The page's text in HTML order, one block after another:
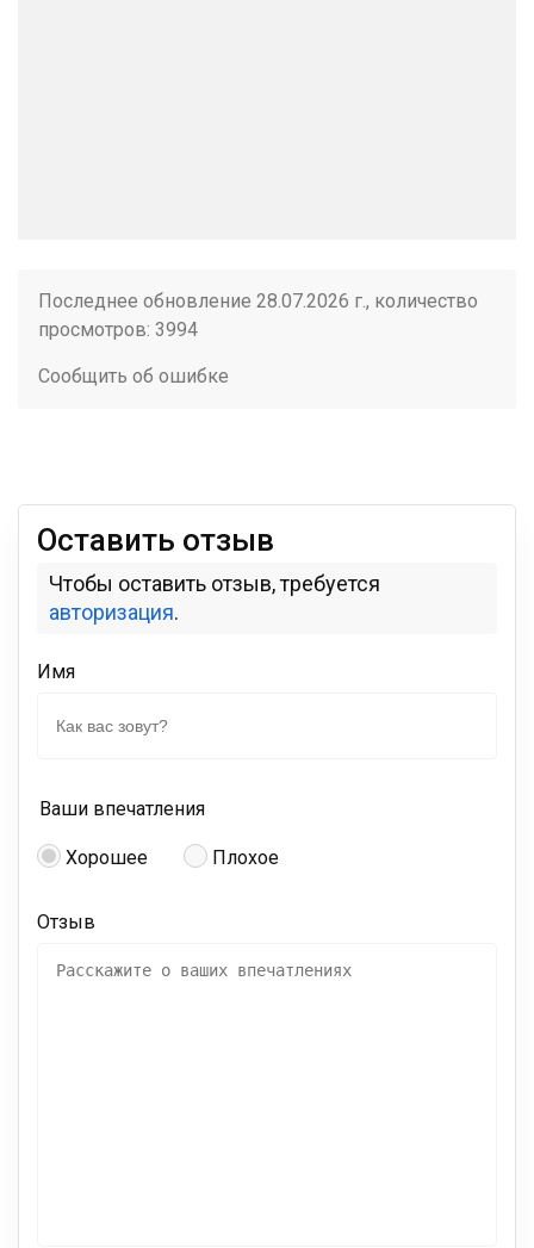
Последнее обновление 28.07.2026 г., количество
просмотров: 3994
Сообщить об ошибке
Оставить отзыв
Чтобы оставить отзыв, требуется
авторизация.
Имя
Ваши впечатления
Хорошее Плохое
Отзыв